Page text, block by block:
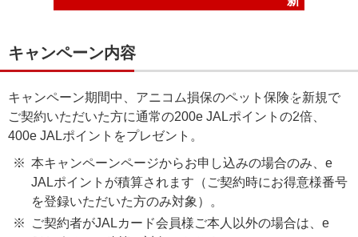
キャンペーン内容
キャンペーン期間中、アニコム損保のペット保険を新規で
ご契約いただいた方に通常の200e JALポイントの2倍、
400e JALポイントをプレゼント。
本キャンペーンページからお申し込みの場合のみ、e
JALポイントが積算されます（ご契約時にお得意様番号
を登録いただいた方のみ対象）。
ご契約者がJALカード会員様ご本人以外の場合は、e